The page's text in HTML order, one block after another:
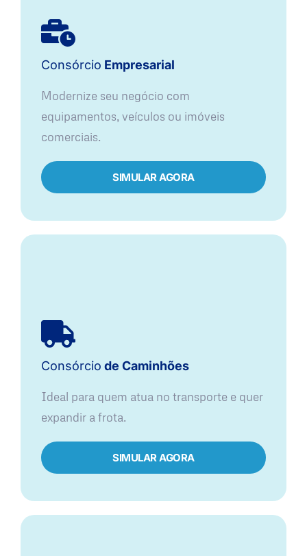
Consórcio Empresarial
Modernize seu negócio com
equipamentos, veículos ou imóveis
comerciais.
SIMULAR AGORA
Consórcio de Caminhões
Ideal para quem atua no transporte e quer
expandir a frota.
SIMULAR AGORA